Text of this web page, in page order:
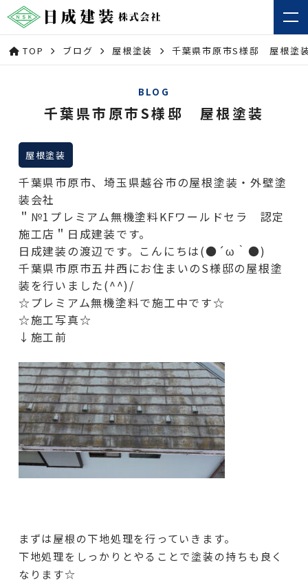
TOP ブログ 屋根塗装 千葉県市原市S様邸 屋根塗
BLOG
千葉県市原市S様邸 屋根塗装
屋根塗装
千葉県市原市、埼玉県越谷市の屋根塗装・外壁塗
装会社
＂№1プレミアム無機塗料KFワールドセラ 認定
施工店＂日成建装です。
日成建装の渡辺です。こんにちは(●´ω｀●)
千葉県市原市五井西にお住まいのS様邸の屋根塗
装を行いました(^^)/
☆プレミアム無機塗料で施工中です☆
☆施工写真☆
↓施工前
まずは屋根の下地処理を行っていきます。
下地処理をしっかりとやることで塗装の持ちも良く
なります☆